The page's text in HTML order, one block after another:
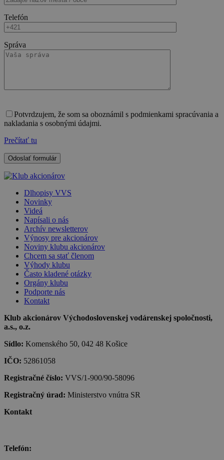
Telefón
Správa
Potvrdzujem, že som sa oboznámil s podmienkami spracúvania a
nakladania s osobnými údajmi.
Prečítať tu
Dlhopisy VVS
Novinky
Videá
Napísali o nás
Archív newsletterov
Výnosy pre akcionárov
Noviny klubu akcionárov
Chcem sa stať členom
Výhody klubu
Často kladené otázky
Orgány klubu
Podporte nás
Kontakt
Klub akcionárov Východoslovenskej vodárenskej spoločnosti,
a.s., o.z.
Sídlo: Komenského 50, 042 48 Košice
IČO: 52861058
Registračné číslo: VVS/1-900/90-58096
Registračný úrad: Ministerstvo vnútra SR
Kontakt
Telefón: